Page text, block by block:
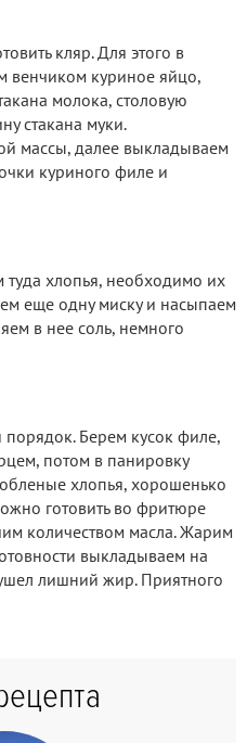
кляр. Для этого в
венчиком куриное яйцо,
молока, столовую
стакана муки.
массы, далее выкладываем
куриного филе и
хлопья, необходимо их
еще одну миску и насыпаем
в нее соль, немного
Берем кусок филе,
потом в панировку
хлопья, хорошенько
готовить во фритюре
количеством масла. Жарим
выкладываем на
лишний жир. Приятного